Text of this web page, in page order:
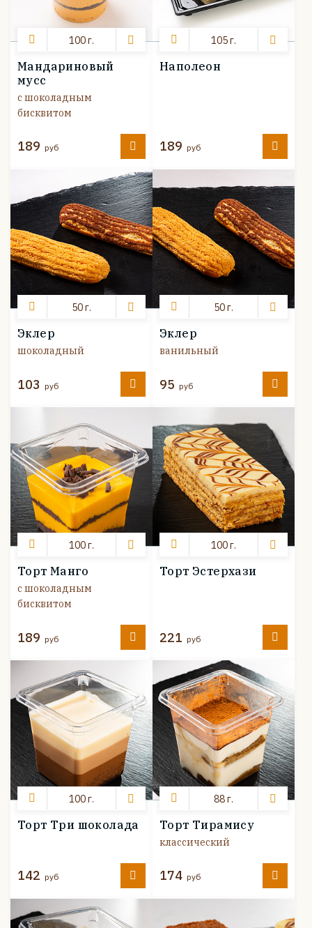
100 г.
Мандариновый
мусс
с шоколадным
бисквитом
189 руб
105 г.
Наполеон
189 руб
50 г.
Эклер
шоколадный
103 руб
50 г.
Эклер
ванильный
95 руб
100 г.
Торт Манго
с шоколадным
бисквитом
189 руб
100 г.
Торт Эстерхази
221 руб
100 г.
Торт Три шоколада
142 руб
88 г.
Торт Тирамису
классический
174 руб